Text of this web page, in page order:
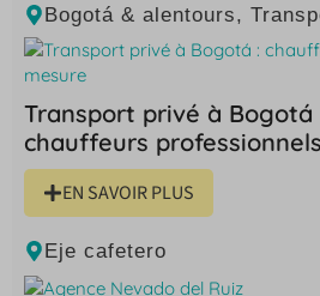
Bogotá & alentours,
Transport privé à Bogotá
chauffeurs professionnels
EN SAVOIR PLUS
Eje cafetero